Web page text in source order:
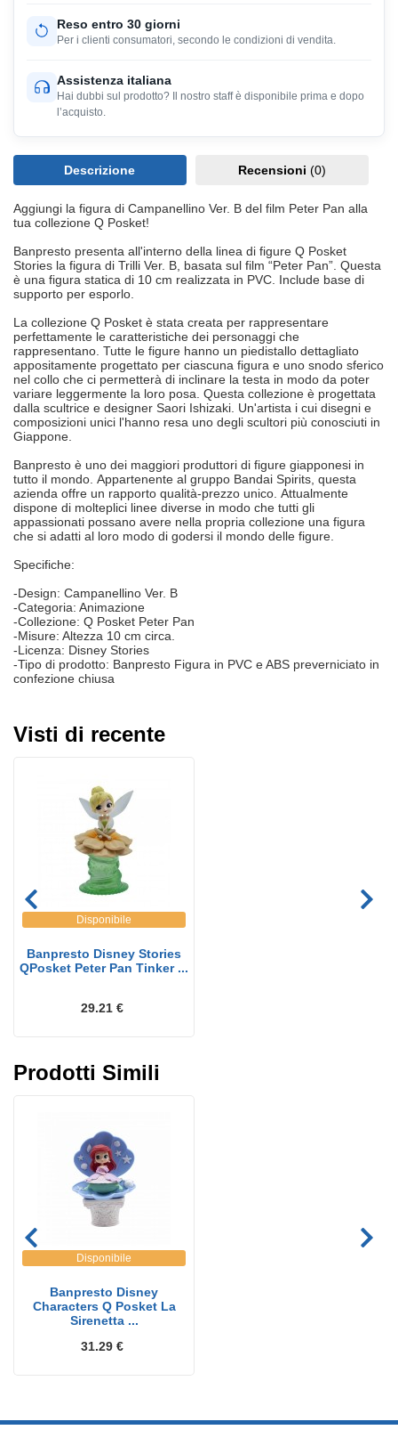
Reso entro 30 giorni
Per i clienti consumatori, secondo le condizioni di vendita.
Assistenza italiana
Hai dubbi sul prodotto? Il nostro staff è disponibile prima e dopo
l’acquisto.
Descrizione Recensioni (0)
Aggiungi la figura di Campanellino Ver. B del film Peter Pan alla
tua collezione Q Posket!
Banpresto presenta all'interno della linea di figure Q Posket
Stories la figura di Trilli Ver. B, basata sul film “Peter Pan”. Questa
è una figura statica di 10 cm realizzata in PVC. Include base di
supporto per esporlo.
La collezione Q Posket è stata creata per rappresentare
perfettamente le caratteristiche dei personaggi che
rappresentano. Tutte le figure hanno un piedistallo dettagliato
appositamente progettato per ciascuna figura e uno snodo sferico
nel collo che ci permetterà di inclinare la testa in modo da poter
variare leggermente la loro posa. Questa collezione è progettata
dalla scultrice e designer Saori Ishizaki. Un'artista i cui disegni e
composizioni unici l'hanno resa uno degli scultori più conosciuti in
Giappone.
Banpresto è uno dei maggiori produttori di figure giapponesi in
tutto il mondo. Appartenente al gruppo Bandai Spirits, questa
azienda offre un rapporto qualità-prezzo unico. Attualmente
dispone di molteplici linee diverse in modo che tutti gli
appassionati possano avere nella propria collezione una figura
che si adatti al loro modo di godersi il mondo delle figure.
Specifiche:
-Design: Campanellino Ver. B
-Categoria: Animazione
-Collezione: Q Posket Peter Pan
-Misure: Altezza 10 cm circa.
-Licenza: Disney Stories
-Tipo di prodotto: Banpresto Figura in PVC e ABS preverniciato in
confezione chiusa
Visti di recente
Disponibile
Banpresto Disney Stories
QPosket Peter Pan Tinker ...
29.21 €
Prodotti Simili
Disponibile
Banpresto Disney
Characters Q Posket La
Sirenetta ...
31.29 €